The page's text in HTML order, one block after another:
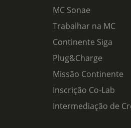
MC Sonae
Trabalhar na MC
Continente Siga
Plug&Charge
Missão Continente
Inscrição Co-Lab
Intermediação de